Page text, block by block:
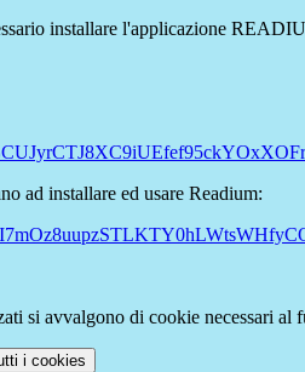
installare l'applicazione
ad installare ed usare Readium:
si avvalgono di cookie necessari
i cookies